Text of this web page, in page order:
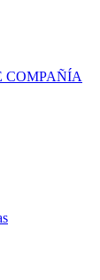
COMPAÑÍA